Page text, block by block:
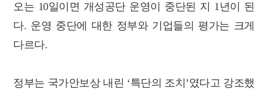
오는 10일이면 개성공단 운영이 중단된 지 1년이 된
다. 운영 중단에 대한 정부와 기업들의 평가는 크게
다르다.
정부는 국가안보상 내린 ‘특단의 조치’였다고 강조했